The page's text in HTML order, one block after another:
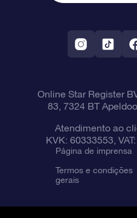
Aplicativo RV Fly me
Constelações
Online Star Register
83, 7324 BT
Atendimento ao
KVK: 60333553,
Página de imprensa
Termos e condições
gerais